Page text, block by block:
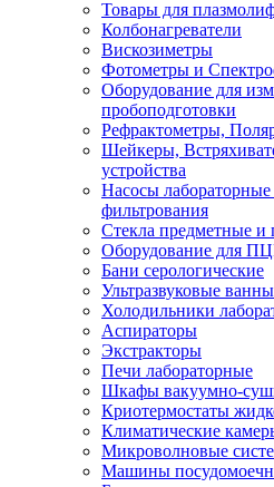
Товары для
Колбонагреватели
Вискозиметры
Фотометры и
Оборудование для
пробоподготовки
Рефрактометры,
Шейкеры,
устройства
Насосы
фильтрования
Стекла предметные и
Оборудование для
Бани серологические
Ультразвуковые
Холодильники
Аспираторы
Экстракторы
Печи лабораторные
Шкафы вакуумно-
Криотермостаты
Климатические
Микроволновые
Машины